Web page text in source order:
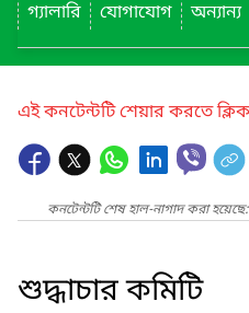
গ্যালারি
যোগাযোগ অন্যান্য
এই কনটেন্টটি শেয়ার করতে
কনটেন্টটি শেষ হাল-নাগাদ করা
শুদ্ধাচার কমিটি